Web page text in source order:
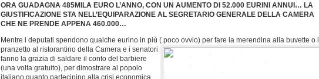
ORA GUADAGNA 485MILA EURO L’ANNO, CON UN AUMENTO DI 52.000 EURINI ANNUI… LA
GIUSTIFICAZIONE STA NELL’EQUIPARAZIONE AL SEGRETARIO GENERALE DELLA CAMERA
CHE NE PRENDE APPENA 460.000…
Mentre i deputati spendono qualche eurino in più ( poco ovvio) per fare la merendina alla buvette o il
pranzetto al ristorantino della Camera e i senatori
fanno la grazia di saldare il conto del barbiere
(una volta gratuito), per dimostrare al popolo
italiano quanto partecipino alla crisi economica